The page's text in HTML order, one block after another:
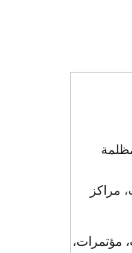
مراكز
مؤتمرات،